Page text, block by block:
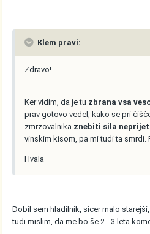
Klem pravi:
Zdravo!
Ker vidim, da je tu zbrana vsa
prav gotovo vedel, kako se pri
zmrzovalnika znebiti sila
vinskim kisom, pa mi tudi ta smrdi.
Hvala
Dobil sem hladilnik, sicer malo
tudi mislim, da me bo še 2 - 3 leta